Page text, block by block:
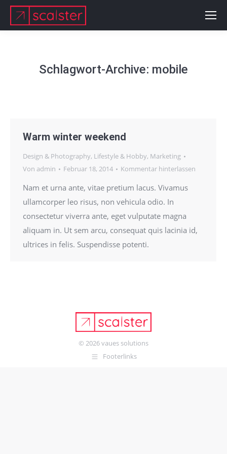
Schlagwort-Archive: mobile
Warm winter weekend
Design & Photography, Lifestyle & Hobby, Marketing
Von admin Februar 18, 2014 Kommentar hinterlassen
Nam et urna ante, vitae pretium lacus. Vivamus
ullamcorper leo risus, non vehicula odio. In
consectetur viverra ante, eget vulputate magna
aliquam in. Ut sem arcu, consequat quis lacinia id,
ultrices in felis. Suspendisse potenti.
© 2026vaues solutions
Footerlinks